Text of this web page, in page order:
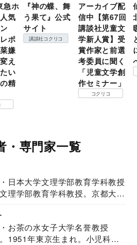
急ホ
気
ポ
嫌
え
い
精
『神の蝶、舞
う果て』公式
サイト
講談社コクリコ
アーカイブ配
信中【第67回
講談社児童文
学新人賞】受
賞作家と前選
考委員に聞く
「児童文学創
作セミナー」
コクリコ
・専門家一覧
日本大学文理学部教育学科教授
理学部教育学科教授。京都大学
お茶の水女子大学名誉教授
1951年東京生まれ。小児科